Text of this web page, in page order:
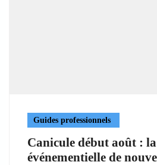
Guides professionnels
Canicule début août :
événementielle de